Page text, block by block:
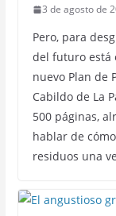
3 de agosto de
Pero, para
del futuro está
nuevo Plan de
Cabildo de La
500 páginas,
hablar de
residuos una